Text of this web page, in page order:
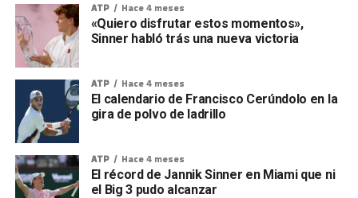
ATP Hace 4 meses
«Quiero disfrutar estos momentos»,
Sinner habló trás una nueva victoria
ATP Hace 4 meses
El calendario de Francisco Cerúndolo en la
gira de polvo de ladrillo
ATP Hace 4 meses
El récord de Jannik Sinner en Miami que ni
el Big 3 pudo alcanzar